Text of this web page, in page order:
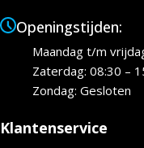
Openingstijden:
Maandag t/m
Zaterdag: 08:30 –
Zondag: Gesloten
Klantenservice